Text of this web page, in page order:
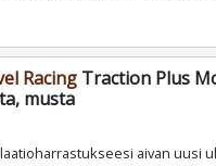
RacingTraction Plus
musta
aivan uusi